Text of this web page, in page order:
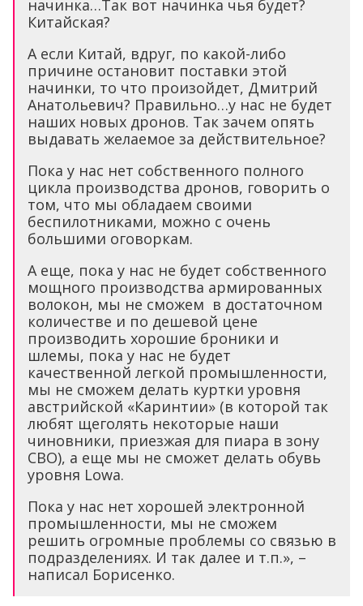
начинка…Так вот начинка чья будет?
Китайская?
А если Китай, вдруг, по какой-либо
причине остановит поставки этой
начинки, то что произойдет, Дмитрий
Анатольевич? Правильно…у нас не будет
наших новых дронов. Так зачем опять
выдавать желаемое за действительное?
Пока у нас нет собственного полного
цикла производства дронов, говорить о
том, что мы обладаем своими
беспилотниками, можно с очень
большими оговоркам.
А еще, пока у нас не будет собственного
мощного производства армированных
волокон, мы не сможем в достаточном
количестве и по дешевой цене
производить хорошие броники и
шлемы, пока у нас не будет
качественной легкой промышленности,
мы не сможем делать куртки уровня
австрийской «Каринтии» (в которой так
любят щеголять некоторые наши
чиновники, приезжая для пиара в зону
СВО), а еще мы не сможет делать обувь
уровня Lowa.
Пока у нас нет хорошей электронной
промышленности, мы не сможем
решить огромные проблемы со связью в
подразделениях. И так далее и т.п.», –
написал Борисенко.